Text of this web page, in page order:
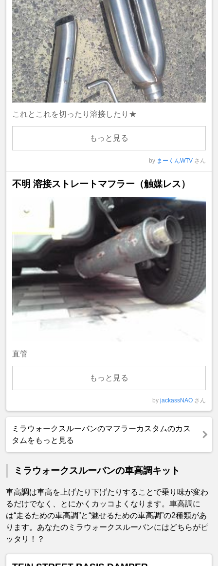
これとこれを切ったり溶接したり★
もっと見る
by まーくんWTV さん
不明 溶接ストレートマフラー（触媒レス）
直管
もっと見る
by jackassNAO さん
ミラウォークスルーバンのマフラーカスタムのカス
タムをもっと見る
ミラウォークスルーバンの車高調キット
車高調は車高を上げたり下げたりすることで乗り味が変わ
るだけでなく、とにかくカッコよくなります。車高調に
は“走るための車高調”と“魅せるための車高調”の2種類があ
ります。あなたのミラウォークスルーバンにはどちらがピ
ッタリ！？